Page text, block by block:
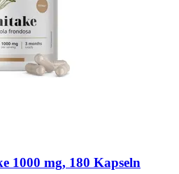
1000 mg, 180 Kapseln